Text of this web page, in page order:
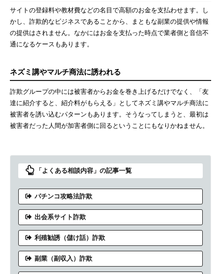
サイトの登録料や教材費などの名目で高額のお金を支払わせます。し
かし、詐欺的なビジネスであることから、まともな副業の提供や情報
の提供はされません。なかにはお金を支払った時点で業者側と音信不
通になるケースもあります。
ネズミ講やマルチ商法に誘われる
詐欺グループの中には被害者からお金を巻き上げるだけでなく、「友
達に紹介すると、紹介料がもらえる」としてネズミ講やマルチ商法に
被害者を誘い込むパターンもあります。そうなってしまうと、最初は
被害者だった人間が加害者側に回るということにもなりかねません。
「よくある相談内容」の記事一覧
パチンコ攻略法詐欺
出会系サイト詐欺
利殖勧誘（儲け話）詐欺
副業（副収入）詐欺